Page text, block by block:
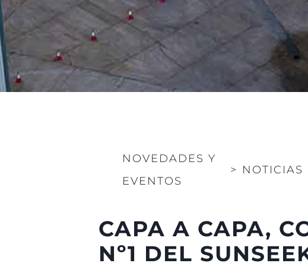
NOVEDADES Y
EVENTOS
> NOTICIAS
CAPA A CAPA,
Nº1 DEL